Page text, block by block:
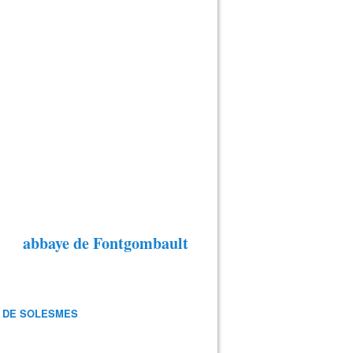
abbaye de Fontgombault
SOLESMES